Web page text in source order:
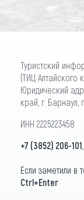
Туристский
(ТИЦ Алтайского
Юридический
край, г.
ИНН 2225223458
+7 (3852) 206-101
Если заметили в
Ctrl+Enter